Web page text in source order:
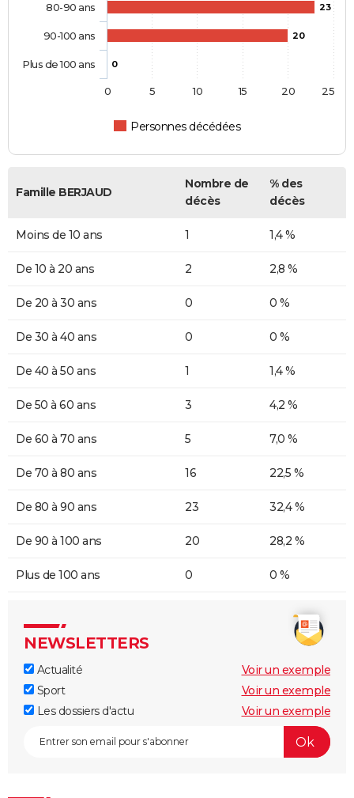
23
20
0
Personnes décédées
80-90 ans
90-100 ans
Plus de 100 ans
0 5 10 15 20 25
Famille BERJAUD
Nombre de
décès
% des
décès
Moins de 10 ans 1 1,4 %
De 10 à 20 ans 2 2,8 %
De 20 à 30 ans 0 0 %
De 30 à 40 ans 0 0 %
De 40 à 50 ans 1 1,4 %
De 50 à 60 ans 3 4,2 %
De 60 à 70 ans 5 7,0 %
De 70 à 80 ans 16 22,5 %
De 80 à 90 ans 23 32,4 %
De 90 à 100 ans 20 28,2 %
Plus de 100 ans 0 0 %
NEWSLETTERS
Actualité
Voir un exemple
Sport
Voir un exemple
Les dossiers d'actu
Voir un exemple